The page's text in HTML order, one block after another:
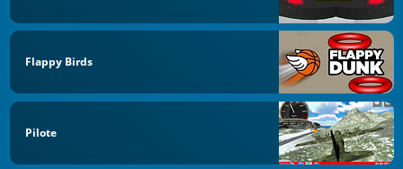
Flappy Birds
Pilote